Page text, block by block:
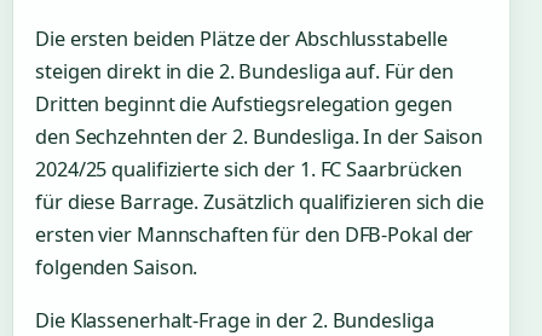
Die ersten beiden Plätze der Abschlusstabelle
steigen direkt in die 2. Bundesliga auf. Für den
Dritten beginnt die Aufstiegsrelegation gegen
den Sechzehnten der 2. Bundesliga. In der Saison
2024/25 qualifizierte sich der 1. FC Saarbrücken
für diese Barrage. Zusätzlich qualifizieren sich die
ersten vier Mannschaften für den DFB-Pokal der
folgenden Saison.
Die Klassenerhalt-Frage in der 2. Bundesliga